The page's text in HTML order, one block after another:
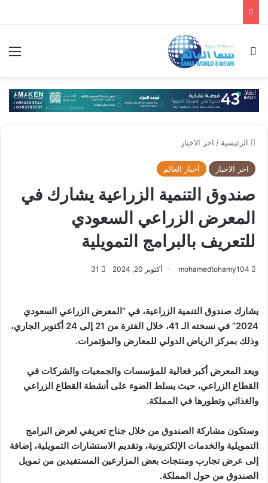
بحث عن
الرئيسية / اخر الاخبار
اخر الاخبار أخبار العالم
صندوق التنمية الزراعية يشارك في
المعرض الزراعي السعودي
للتعريف بالبرامج التمويلية
mohamedtohamy104 أكتوبر 20, 2024 31
يشارك صندوق التنمية الزراعية، في “المعرض الزراعي السعودي
2024” في نسخته الـ 41، خلال الفترة من 21 إلى 24 أكتوبر الجاري،
وذلك بمركز الرياض الدولي للمعارض والمؤتمرات.
ويعد المعرض أكبر فعالية للمؤسسات والجمعيات والشركات في
القطاع الزراعي، حيث يسلط الضوء على أنشطة القطاع الزراعي
والغذائي وتطورها في المملكة.
وستكون مشاركة الصندوق من خلال جناح تعريفي لعرض البرامج
التمويلية والخدمات الإلكترونية، وتقديم الاستشارات التمويلية، إضافة
إلى عرض تجارب ومنتجات بعض المزارعين المستفيدين من تمويل
الصندوق من حول المملكة.